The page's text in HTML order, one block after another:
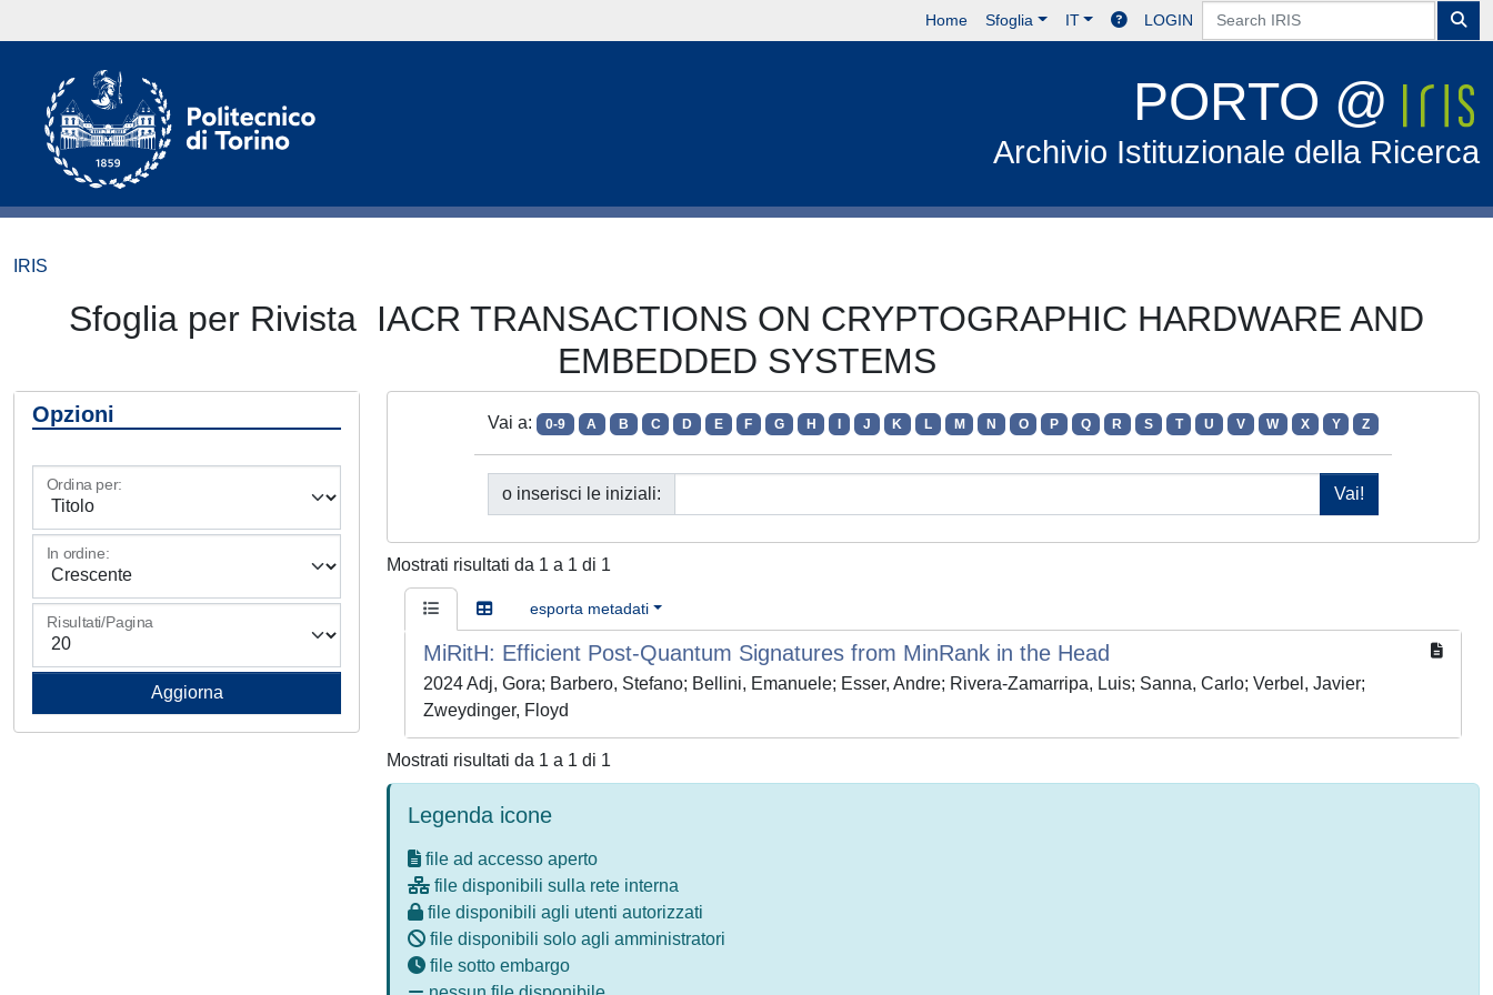
Home Sfoglia IT LOGIN
PORTO @
Archivio Istituzionale della Ricerca
IRIS
Sfoglia per Rivista IACR TRANSACTIONS ON CRYPTOGRAPHIC HARDWARE AND
EMBEDDED SYSTEMS
Opzioni
Ordina per:
In ordine:
Risultati/Pagina
Vai a: 0-9 A B C D E F G H J K L M N O P Q R S T U V W X Y Z
o inserisci le iniziali:
Mostrati risultati da 1 a 1 di 1
esporta metadati
MiRitH: Efficient Post-Quantum Signatures from MinRank in the Head
2024 Adj, Gora; Barbero, Stefano; Bellini, Emanuele; Esser, Andre; Rivera-Zamarripa, Luis; Sanna, Carlo; Verbel, Javier;
Zweydinger, Floyd
Mostrati risultati da 1 a 1 di 1
Legenda icone
file ad accesso aperto
file disponibili sulla rete interna
file disponibili agli utenti autorizzati
file disponibili solo agli amministratori
file sotto embargo